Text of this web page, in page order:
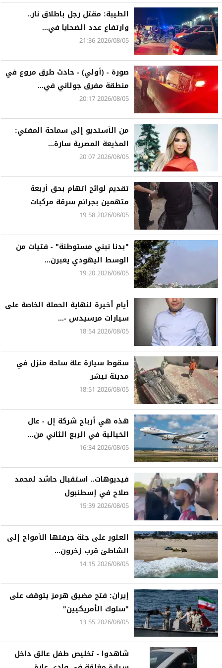
الطيبة: مقتل رجل باطلاق نار..
وارتفاع عدد الضحايا في...
2026/08/05 21:36
صورة - (أولي) - حادث طرق مروع في
منطقة مفرق جولاني في...
2026/08/05 20:17
من الأستديو إلى سماحة المفتي:
المذيعة المصرية سارة...
2026/08/05 20:07
تقديم لوائح اتهام بحق أربعة
متهمين بجرائم سرقة مركبات
2026/08/05 19:58
"بدنا نبني مستوطنة" - فتيات من
الوسط اليهودي يعبرن...
2026/08/05 19:20
أيام أخيرة لنهاية الحملة الخاصة على
سيارات مرسيدس -...
2026/08/05 18:54
سقوط سيارة علة ساحة منزل في
مدينة نيشر
2026/08/05 18:51
هذه هي أرباح شركة إل - عال
الخيالية في الربع الثاني من...
2026/08/05 16:34
فيديوهات.. استقبال حاشد لمحمد
صلاح في إسطنبول
2026/08/05 15:39
العثور على جثة جرفتها الأمواج إلى
الشاطئ قرب زخرون...
2026/08/05 14:15
إيران: فتح مضيق هرمز يتوقف على
"سلوك الأمريكيين"
2026/08/05 13:55
شاهدوا - تخليص طفل عالق داخل